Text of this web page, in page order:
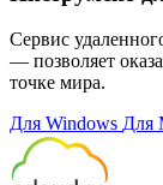
Сервис
— позволяет
точке мира.
Для Windows Для